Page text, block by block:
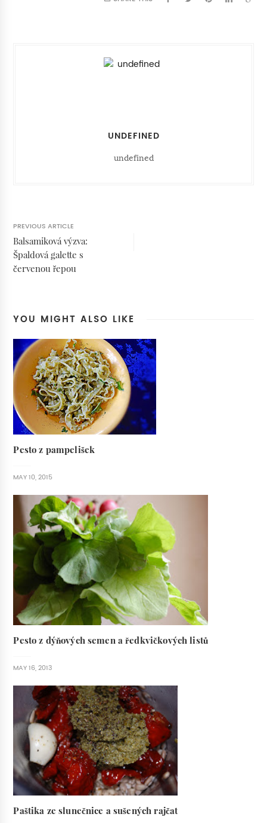
UNDEFINED
undefined
PREVIOUS ARTICLE
Balsamiková výzva:
Špaldová galette s
červenou řepou
YOU MIGHT ALSO LIKE
Pesto z pampelišek
MAY 10, 2015
Pesto z dýňových semen a ředkvičkových listů
MAY 16, 2013
Paštika ze slunečnice a sušených rajčat